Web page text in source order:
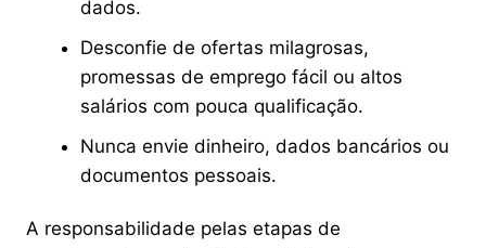
dados.
Desconfie de ofertas milagrosas,
promessas de emprego fácil ou altos
salários com pouca qualificação.
Nunca envie dinheiro, dados bancários ou
documentos pessoais.
A responsabilidade pelas etapas de